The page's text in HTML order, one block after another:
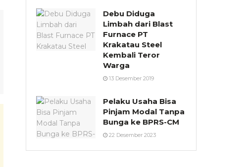
Debu Diduga
Limbah dari Blast
Furnace PT
Krakatau Steel
Kembali Teror
Warga
13 Desember 2019
Pelaku Usaha Bisa
Pinjam Modal Tanpa
Bunga ke BPRS-CM
22 Desember 2023